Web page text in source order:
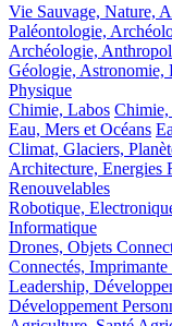
Vie Sauvage, Nature,
Paléontologie,
Archéologie,
Géologie, Astronomie,
Physique
Chimie, Labos Chimie,
Eau, Mers et Océans
Climat, Glaciers,
Architecture, Energies
Renouvelables
Robotique,
Informatique
Drones, Objets
Connectés, Imprimante
Leadership,
Développement